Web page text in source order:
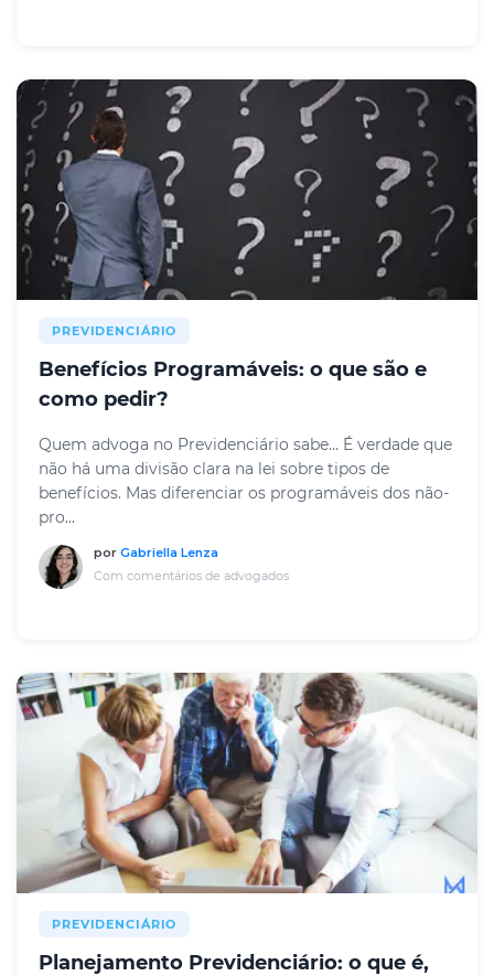
PREVIDENCIÁRIO
Benefícios Programáveis: o que são e
como pedir?
Quem advoga no Previdenciário sabe… É verdade que
não há uma divisão clara na lei sobre tipos de
benefícios. Mas diferenciar os programáveis dos não-
pro...
por Gabriella Lenza
Com comentários de advogados
PREVIDENCIÁRIO
Planejamento Previdenciário: o que é,